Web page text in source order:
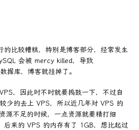
的比较糟糕，特别是博客部分，经常发生
会被 mercy killed，导致
据库，博客就挂掉了。
，因此时不时就要捣鼓一下，不过自
少的去上 VPS，所以近几年对 VPS 的
源不足的时候，一点资源就要精打细
后来的 VPS 的内存有了 1GB，想比起过